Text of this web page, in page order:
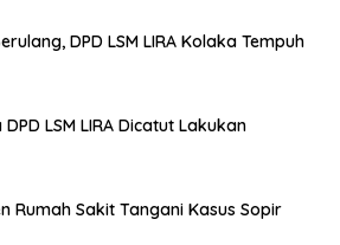
DPD LSM LIRA Kolaka Tempuh
LSM LIRA Dicatut Lakukan
Rumah Sakit Tangani Kasus Sopir